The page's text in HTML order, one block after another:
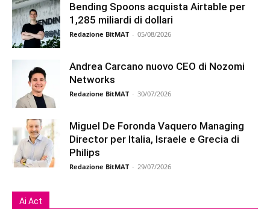
Bending Spoons acquista Airtable per
1,285 miliardi di dollari
Redazione BitMAT - 05/08/2026
Andrea Carcano nuovo CEO di Nozomi
Networks
Redazione BitMAT - 30/07/2026
Miguel De Foronda Vaquero Managing
Director per Italia, Israele e Grecia di
Philips
Redazione BitMAT - 29/07/2026
Ai Act